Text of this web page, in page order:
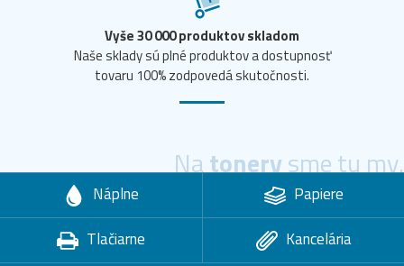
Vyše 30 000 produktov skladom
Naše sklady sú plné produktov a dostupnosť
tovaru 100% zodpovedá skutočnosti.
Natonerysme tu my.
Náplne
Papiere
Tlačiarne
Kancelária